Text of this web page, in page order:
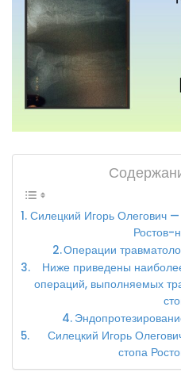
Силецкий Игорь Олегович —
Ростов-
Операции
Ниже приведены
операций, выполняемых
Силецкий Игорь
стопа